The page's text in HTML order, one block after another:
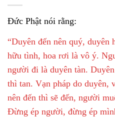
Đức Phật nói rằng:
“Duyên đến nên quý, duyên
hữu tình, hoa rơi là vô ý.
người đi là duyên tàn.
thì tan. Vạn pháp do duyên,
nên đến thì sẽ đến, người
Đừng ép người, đừng ép